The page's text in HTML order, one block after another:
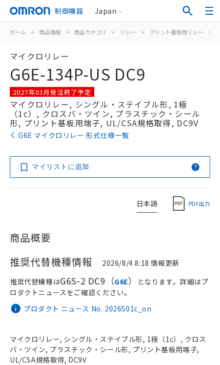
制御機器 Japan
ホーム > 商品情報 > 商品カテゴリ > リレー > プリント基板用リレー >
マイクロリレー
G6E-134P-US DC9
2027年03月受注終了予定
マイクロリレー, シングル・ステイブル形, 1極
（1c）, クロスバ・ツイン, プラスチック・シール
形, プリント基板用端子, UL/CSA規格取得, DC9V
G6E マイクロリレー 形式仕様一覧
マイリストに追加
日本語 PDF出力
商品概要
推奨代替機種情報
2026/8/4 8:18 情報更新
プロダクト ニュース No. 2026501c_on
推奨代替機種はG6S-2 DC9（G6E）
となります。詳細はプ
ロダクトニュースをご確認ください。
マイクロリレー, シングル・ステイブル形, 1極（1c）, クロス
バ・ツイン, プラスチック・シール形, プリント基板用端子,
UL/CSA規格取得, DC9V